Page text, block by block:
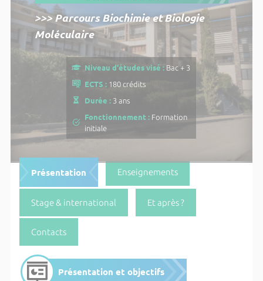
>>> Parcours Biochimie et Biologie
Moléculaire
Niveau d'études visé : Bac + 3
ECTS : 180 crédits
Durée : 3 ans
Fonctionnement : Formation
initiale
Présentation Enseignements
Stage & international Et après ?
Contacts
Présentation et objectifs